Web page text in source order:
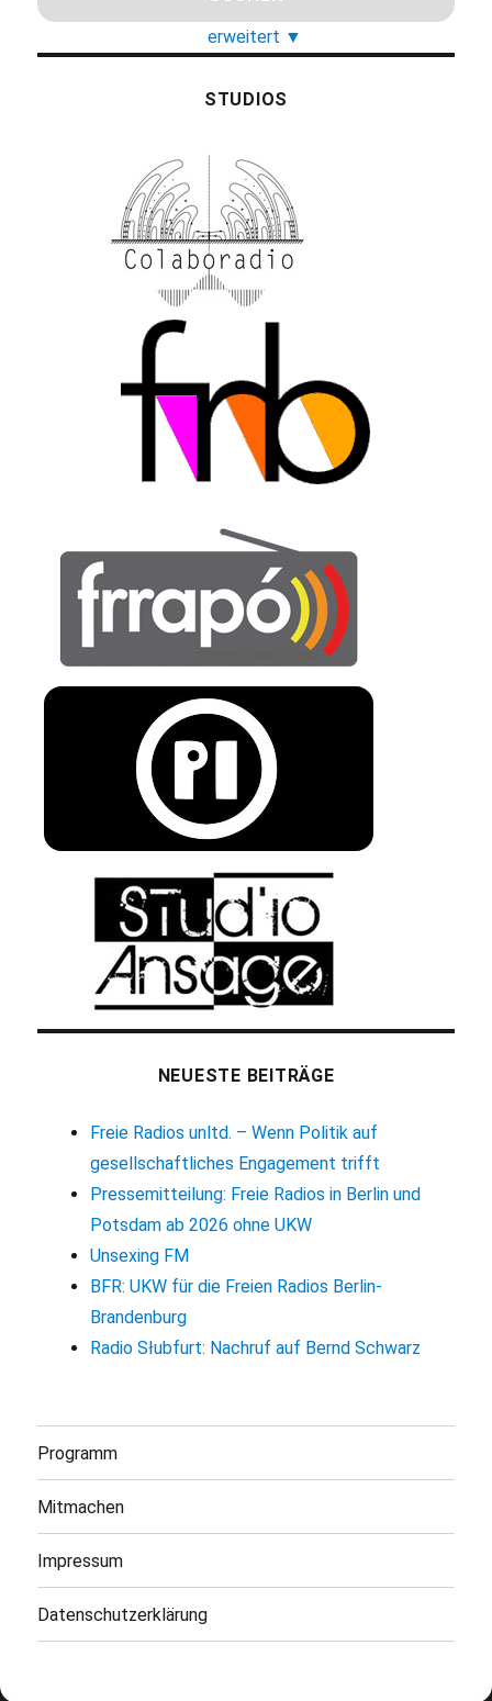
erweitert ▼
STUDIOS
NEUESTE BEITRÄGE
Freie Radios unltd. – Wenn Politik auf
gesellschaftliches Engagement trifft
Pressemitteilung: Freie Radios in Berlin und
Potsdam ab 2026 ohne UKW
Unsexing FM
BFR: UKW für die Freien Radios Berlin-
Brandenburg
Radio Słubfurt: Nachruf auf Bernd Schwarz
Programm
Mitmachen
Impressum
Datenschutzerklärung